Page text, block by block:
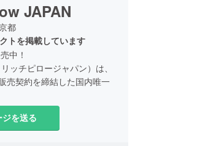
JAPAN
都
トを掲載しています
中！
ッチピロージャパン）は、
売契約を締結した国内唯一
・快眠ブランドとして、
プトに数多くの商品を世に
を送る